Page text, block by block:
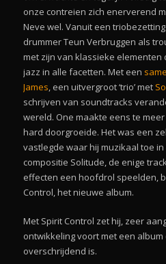
onze contreien zich enerverend
Neve wel. Vanuit een
drummer Teun Verbruggen als
met zijn van klassieke
jazz in alle facetten. Met een
James, een uitvergroot ‘trio’ met
schrijven van soundtracks
wereld. One maakte eens te
hard doorgroeide. Het was een
vastlegde waar hij muzikaal toe in
compositie Solitude, de enige
effecten een hoofdrol speelden,
Control, het nieuwe album.
Met Spirit Control zet hij, zeer
ontwikkeling voort met een
overschrijdend is.